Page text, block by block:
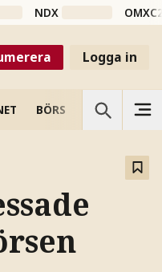
NDX
Logga in
BÖRS VETENSKAP